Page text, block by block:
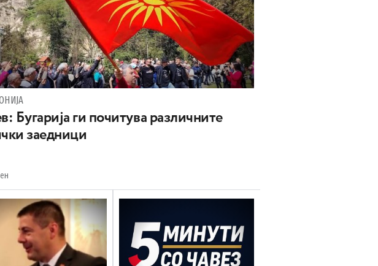
Бугарија ги почитува различните
заедници